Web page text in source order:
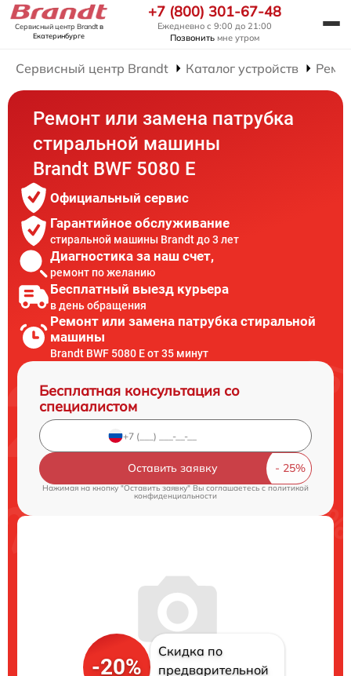
Сервисный центр Brandtв
Екатеринбурге
+7 (800) 301-67-48
Ежедневно с 9:00 до 21:00
Позвонить мне утром
Сервисный центр Brandt Каталог устройств
Ремонт или замена патрубка
стиральной машины
Brandt BWF 5080 E
Официальный сервис
Гарантийное обслуживание
стиральной машины Brandt до 3 лет
Диагностика за наш счет,
ремонт по желанию
Бесплатный выезд курьера
в день обращения
Ремонт или замена патрубка стиральной
машины
Brandt BWF 5080 E от 35 минут
Бесплатная консультация со
специалистом
Оставить заявку
Нажимая на кнопку "Оставить заявку" Вы соглашаетесь cполитикой
конфиденциальности
-20%
Скидка по
предварительной